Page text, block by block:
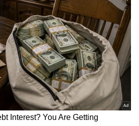
ಒಂದು ವೇಳೆ ಧೂಮಪಾನಿ ಸ್ಥಳದಲ್ಲೇ
ಪ್ರಕರಣವನ್ನು ನ್ಯಾಯಾಲಯಕ್ಕೆ
ಕೋರ್ಟ್ ಗರಿಷ್ಠ ₹5,000 ವರೆಗೆ